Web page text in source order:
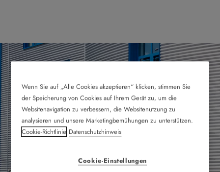
Wenn Sie auf „Alle Cookies akzeptieren“ klicken, stimmen Sie
der Speicherung von Cookies auf Ihrem Gerät zu, um die
Websitenavigation zu verbessern, die Websitenutzung zu
analysieren und unsere Marketingbemühungen zu unterstützen.
Cookie-Richtlinie Datenschutzhinweis
Cookie-Einstellungen